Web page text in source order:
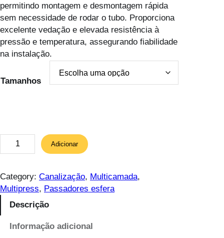
permitindo montagem e desmontagem rápida
sem necessidade de rodar o tubo. Proporciona
excelente vedação e elevada resistência à
pressão e temperatura, assegurando fiabilidade
na instalação.
Tamanhos
u
n
t
Adicionar
Category: Canalização, Multicamada
Multipress, Passadores esfera
Descrição
Informação adicional